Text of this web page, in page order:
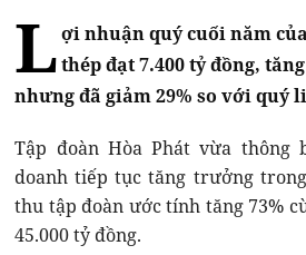
L ợi nhuận quý cuối năm
thép đạt 7.400 tỷ đồng,
nhưng đã giảm 29% so với quý
Tập đoàn Hòa Phát vừa thông
doanh tiếp tục tăng trưởng
thu tập đoàn ước tính tăng 73%
45.000 tỷ đồng.